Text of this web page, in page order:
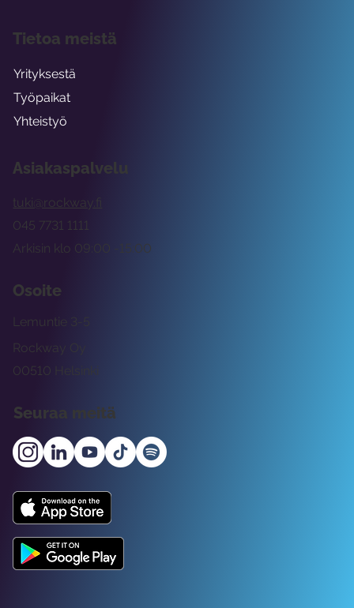
Asiakaspalvelu
tuki@rockway.fi
Arkisin klo 09:00 -15:00
045 7731 1111
Osoite
Rockway Oy
Lemuntie 3-5
00510 Helsinki
Seuraa meitä
Tietoa meistä
Yrityksestä
Työpaikat
Yhteistyö